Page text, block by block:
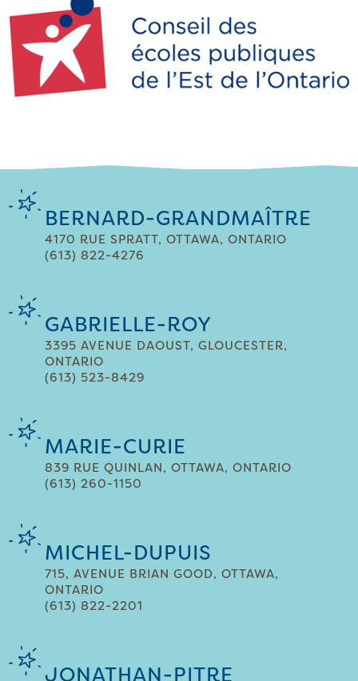
BERNARD-GRANDMAÎTRE
4170 RUE SPRATT, OTTAWA, ONTARIO
(613) 822-4276
GABRIELLE-ROY
3395 AVENUE DAOUST, GLOUCESTER,
ONTARIO
(613) 523-8429
MARIE-CURIE
839 RUE QUINLAN, OTTAWA, ONTARIO
(613) 260-1150
MICHEL-DUPUIS
715, AVENUE BRIAN GOOD, OTTAWA,
ONTARIO
(613) 822-2201
JONATHAN-PITRE